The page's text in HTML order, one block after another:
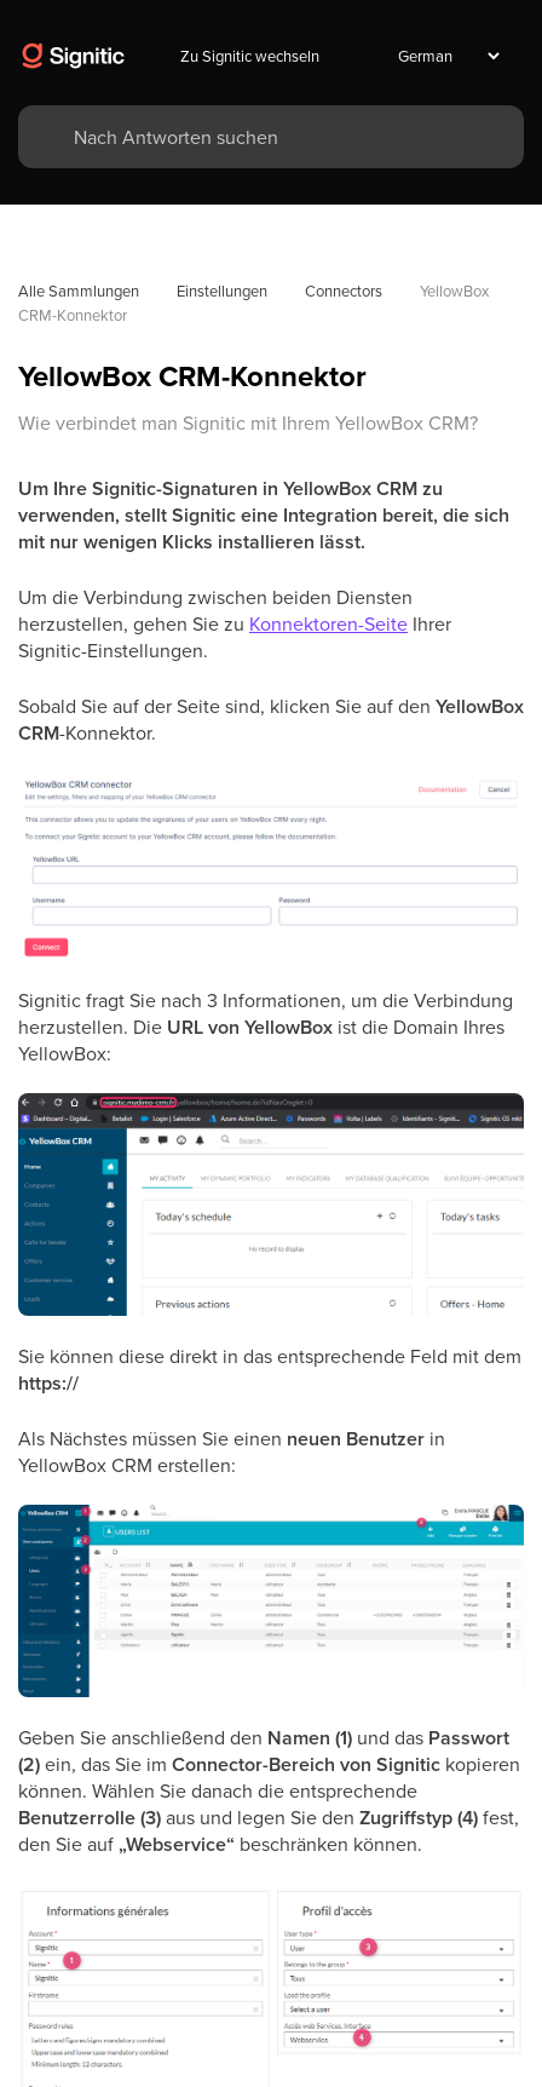
Zu Signitic wechseln
Alle Sammlungen Einstellungen Connectors
YellowBox
CRM-Konnektor
YellowBox CRM-Konnektor
Wie verbindet man Signitic mit Ihrem YellowBox CRM?
Um Ihre Signitic-Signaturen in YellowBox CRM zu
verwenden, stellt Signitic eine Integration bereit, die sich
mit nur wenigen Klicks installieren lässt.
Um die Verbindung zwischen beiden Diensten
herzustellen, gehen Sie zu Konnektoren-Seite Ihrer
Signitic-Einstellungen.
Sobald Sie auf der Seite sind, klicken Sie auf den YellowBox
CRM-Konnektor.
Signitic fragt Sie nach 3 Informationen, um die Verbindung
herzustellen. Die URL von YellowBox ist die Domain Ihres
YellowBox:
Sie können diese direkt in das entsprechende Feld mit dem
https://
Als Nächstes müssen Sie einen neuen Benutzer in
YellowBox CRM erstellen:
Geben Sie anschließend den Namen (1) und das Passwort
(2)ein, das Sie im Connector-Bereich von Signitic kopieren
können. Wählen Sie danach die entsprechende
Benutzerrolle (3)aus und legen Sie den Zugriffstyp (4)fest,
den Sie auf „Webservice“ beschränken können.